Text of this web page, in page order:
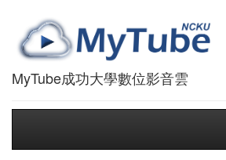
MyTube成功大學數位影音雲